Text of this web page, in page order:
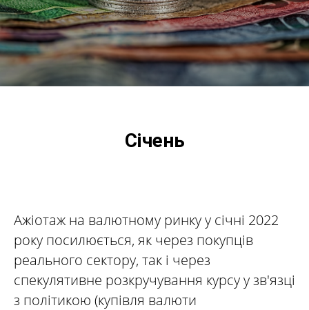
Січень
Ажіотаж на валютному ринку у січні 2022
року посилюється, як через покупців
реального сектору, так і через
спекулятивне розкручування курсу у зв'язці
з політикою (купівля валюти